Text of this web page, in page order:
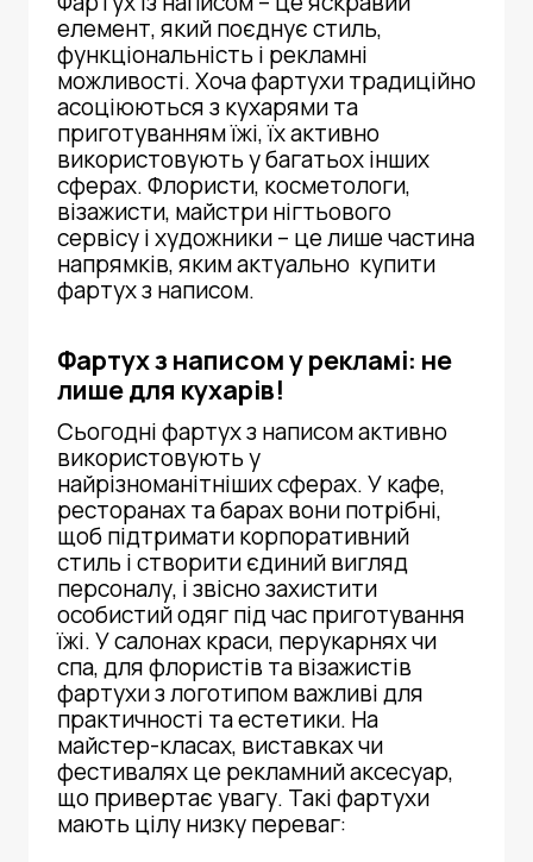
елемент, який поєднує стиль,
функціональність і рекламні
можливості. Хоча фартухи традиційно
асоціюються з кухарями та
приготуванням їжі, їх активно
використовують у багатьох інших
сферах. Флористи, косметологи,
візажисти, майстри нігтьового
сервісу і художники – це лише частина
напрямків, яким актуально купити
фартух з написом.
Фартух з написом у рекламі: не
лише для кухарів!
Сьогодніфартух з написомактивно
використовують у
найрізноманітніших сферах. У кафе,
ресторанах та барах вони потрібні,
щоб підтримати корпоративний
стиль і створити єдиний вигляд
персоналу, і звісно захистити
особистий одяг під час приготування
їжі. У салонах краси, перукарнях чи
спа, для флористів та візажистів
фартухи з логотипомважливі для
практичності та естетики. На
майстер-класах, виставках чи
фестивалях це рекламний аксесуар,
що привертає увагу. Такі фартухи
мають цілу низку переваг: